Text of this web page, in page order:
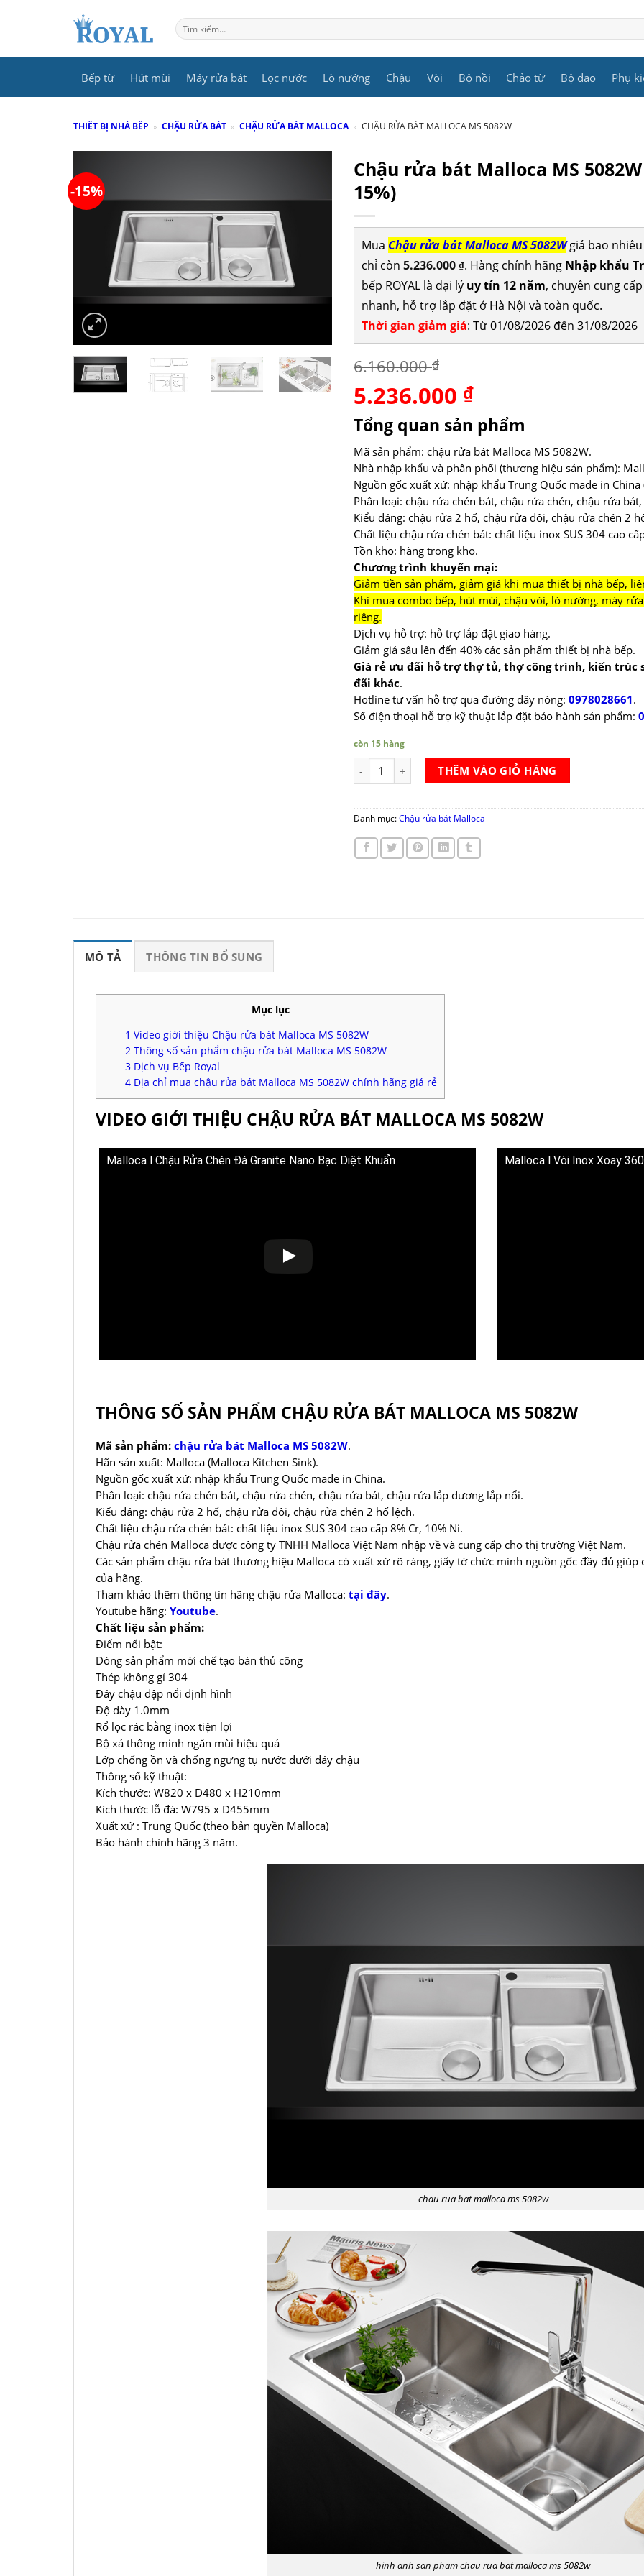
Tìm
kiếm:
Bếp từ Hút mùi Máy rửa bát Lọc nước Lò nướng Chậu Vòi Bộ nồi Chảo từ Bộ dao Phụ
THIẾT BỊ NHÀ BẾP » CHẬU RỬA BÁT » CHẬU RỬA BÁT MALLOCA » CHẬU RỬA BÁT MALLOCA MS 5082W
-15%
Chậu rửa bát Malloca MS
15%)
Mua Chậu rửa bát Malloca MS 5082Wgiá bao nhiêu
chỉ còn 5.236.000 ₫. Hàng chính hãng Nhập khẩu
bếp ROYAL là đại lý uy tín 12 năm, chuyên cung
nhanh, hỗ trợ lắp đặt ở Hà Nội và toàn quốc.
Thời gian giảm giá: Từ 01/08/2026 đến 31/08/2026
6.160.000₫
Giá
gốc
là:
6.160.000 ₫.
5.236.000 ₫Giá
tại
là:
5.236.000 ₫.
Tổng quan sản phẩm
Mã sản phẩm: chậu rửa bát Malloca MS 5082W.
Nhà nhập khẩu và phân phối (thương hiệu sản phẩm):
Nguồn gốc xuất xứ: nhập khẩu Trung Quốc made in China
Phân loại: chậu rửa chén bát, chậu rửa chén, chậu rửa
Kiểu dáng: chậu rửa 2 hố, chậu rửa đôi, chậu rửa chén 2
Chất liệu chậu rửa chén bát: chất liệu inox SUS 304 cao
Tồn kho: hàng trong kho.
Chương trình khuyến mại:
Giảm tiền sản phẩm, giảm giá khi mua thiết bị nhà bếp,
Khi mua combo bếp, hút mùi, chậu vòi, lò nướng, máy
riêng.
Dịch vụ hỗ trợ: hỗ trợ lắp đặt giao hàng.
Giảm giá sâu lên đến 40% các sản phẩm thiết bị nhà bếp.
Giá rẻ ưu đãi hỗ trợ thợ tủ, thợ công trình, kiến trúc
đãi khác.
Hotline tư vấn hỗ trợ qua đường dây nóng: 0978028661.
Số điện thoại hỗ trợ kỹ thuật lắp đặt bảo hành sản phẩm:
còn 15 hàng
Chậu rửa bát Malloca MS 5082W số lượng
THÊM VÀO GIỎ HÀNG
Danh mục: Chậu rửa bát Malloca
MÔ TẢ THÔNG TIN BỔ SUNG
Mục lục
1 Video giới thiệu Chậu rửa bát Malloca MS 5082W
2 Thông số sản phẩm chậu rửa bát Malloca MS 5082W
3 Dịch vụ Bếp Royal
4 Địa chỉ mua chậu rửa bát Malloca MS 5082W chính hãng giá rẻ
VIDEO GIỚI THIỆU CHẬU RỬA BÁT MALLOCA MS 5082W
Malloca l Chậu Rửa Chén Đá Granite Nano Bạc Diệt Khuẩn Malloca l Vòi Inox Xoay
THÔNG SỐ SẢN PHẨM CHẬU RỬA BÁT MALLOCA MS 5082W
Mã sản phẩm: chậu rửa bát Malloca MS 5082W.
Hãn sản xuất: Malloca (Malloca Kitchen Sink).
Nguồn gốc xuất xứ: nhập khẩu Trung Quốc made in China.
Phân loại: chậu rửa chén bát, chậu rửa chén, chậu rửa bát, chậu rửa lắp dương lắp nổi.
Kiểu dáng: chậu rửa 2 hố, chậu rửa đôi, chậu rửa chén 2 hố lệch.
Chất liệu chậu rửa chén bát: chất liệu inox SUS 304 cao cấp 8% Cr, 10% Ni.
Chậu rửa chén Malloca được công ty TNHH Malloca Việt Nam nhập về và cung cấp cho thị trường Việt Nam.
Các sản phẩm chậu rửa bát thương hiệu Malloca có xuất xứ rõ ràng, giấy tờ chức minh nguồn gốc đầy đủ
của hãng.
Tham khảo thêm thông tin hãng chậu rửa Malloca: tại đây.
Youtube hãng: Youtube.
Chất liệu sản phẩm:
Điểm nổi bật:
Dòng sản phẩm mới chế tạo bán thủ công
Thép không gỉ 304
Đáy chậu dập nổi định hình
Độ dày 1.0mm
Rổ lọc rác bằng inox tiện lợi
Bộ xả thông minh ngăn mùi hiệu quả
Lớp chống ồn và chống ngưng tụ nước dưới đáy chậu
Thông số kỹ thuật:
Kích thước: W820 x D480 x H210mm
Kích thước lỗ đá: W795 x D455mm
Xuất xứ : Trung Quốc (theo bản quyền Malloca)
Bảo hành chính hãng 3 năm.
chau rua bat malloca ms 5082w
hinh anh san pham chau rua bat malloca ms 5082w